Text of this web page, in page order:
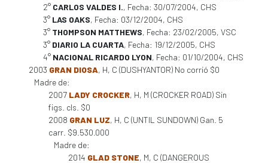
2° CARLOS VALDES I., Fecha: 30/07/2004, CHS
3° LAS OAKS, Fecha: 03/12/2004, CHS
3° THOMPSON MATTHEWS, Fecha: 23/02/2005, VSC
3° DIARIO LA CUARTA, Fecha: 19/12/2005, CHS
4° NACIONAL RICARDO LYON, Fecha: 01/10/2004, CHS
2003 GRAN DIOSA, H, C (DUSHYANTOR) No corrió $0
Madre de:
2007 LADY CROCKER, H, M (CROCKER ROAD) Sin
figs. cls. $0
2008 GRAN LUZ, H, C (UNTIL SUNDOWN) Gan. 5
carr. $9.530.000
Madre de:
2014 GLAD STONE, M, C (DANGEROUS